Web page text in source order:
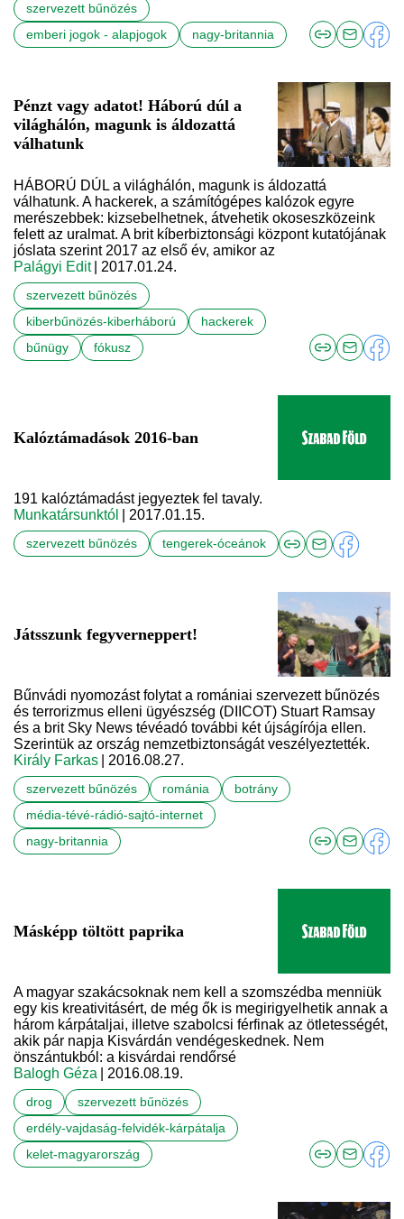
szervezett bűnözés
emberi jogok - alapjogok
nagy-britannia
Pénzt vagy adatot! Háború dúl a
világhálón, magunk is áldozattá
válhatunk
HÁBORÚ DÚL a világhálón, magunk is áldozattá
válhatunk. A hackerek, a számítógépes kalózok egyre
merészebbek: kizsebelhetnek, átvehetik okoseszközeink
felett az uralmat. A brit kíberbiztonsági központ kutatójának
jóslata szerint 2017 az első év, amikor az
Palágyi Edit
| 2017.01.24.
szervezett bűnözés
kiberbűnözés-kiberháború
hackerek
bűnügy
fókusz
Kalóztámadások 2016-ban
191 kalóztámadást jegyeztek fel tavaly.
Munkatársunktól
| 2017.01.15.
szervezett bűnözés tengerek-óceánok
Játsszunk fegyverneppert!
Bűnvádi nyomozást folytat a romániai szervezett bűnözés
és terrorizmus elleni ügyészség (DIICOT) Stuart Ramsay
és a brit Sky News tévéadó további két újságírója ellen.
Szerintük az ország nemzetbiztonságát veszélyeztették.
Király Farkas
| 2016.08.27.
szervezett bűnözés románia
botrány
média-tévé-rádió-sajtó-internet
nagy-britannia
Másképp töltött paprika
A magyar szakácsoknak nem kell a szomszédba menniük
egy kis kreativitásért, de még ők is megirigyelhetik annak a
három kárpátaljai, illetve szabolcsi férfinak az ötletességét,
akik pár napja Kisvárdán vendégeskednek. Nem
önszántukból: a kisvárdai rendőrsé
Balogh Géza
| 2016.08.19.
drog
szervezett bűnözés
erdély-vajdaság-felvidék-kárpátalja
kelet-magyarország